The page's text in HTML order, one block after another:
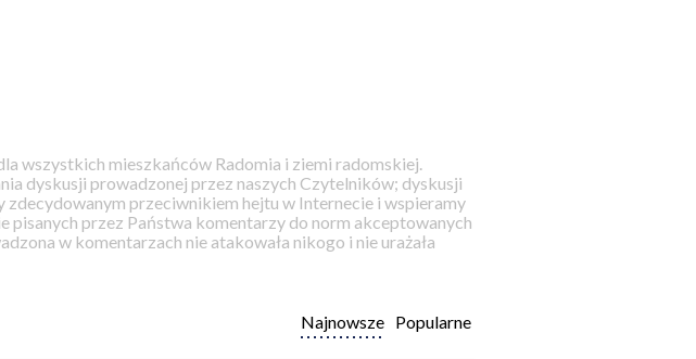
wszystkich mieszkańców Radomia i ziemi radomskiej.
dyskusji prowadzonej przez naszych Czytelników; dyskusji
przeciwnikiem hejtu w Internecie i wspieramy
pisanych przez Państwa komentarzy do norm akceptowanych
w komentarzach nie atakowała nikogo i nie urażała
Popularne
Najnowsze